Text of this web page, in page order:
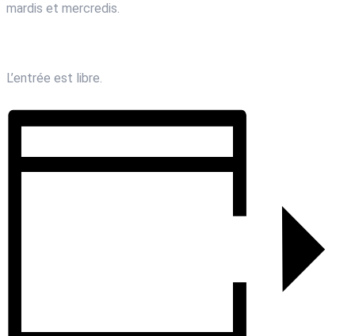
mardis et mercredis.
L’entrée est libre.